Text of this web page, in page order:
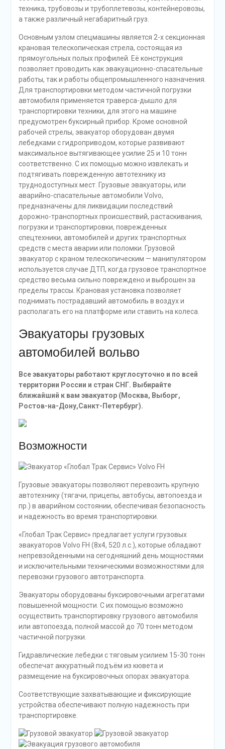
техника, трубовозы и трубоплетевозы, контейнеровозы,
а также различный негабаритный груз.
Основным узлом спецмашины является 2-х секционная
крановая телескопическая стрела, состоящая из
прямоугольных полых профилей. Её конструкция
позволяет проводить как эвакуационно-спасательные
работы, так и работы общепромышленного назначения.
Для транспортировки методом частичной погрузки
автомобиля применяется траверса-дышло для
транспортировки техники, для этого на машине
предусмотрен буксирный прибор. Кроме основной
рабочей стрелы, эвакуатор оборудован двумя
лебедками с гидроприводом, которые развивают
максимальное вытягивающее усилие 25 и 10 тонн
соответственно. С их помощью можно извлекать и
подтягивать поврежденную автотехнику из
труднодоступных мест. Грузовые эвакуаторы, или
аварийно-спасательные автомобили Volvo,
предназначены для ликвидации последствий
дорожно-транспортных происшествий, растаскивания,
погрузки и транспортировки, поврежденных
спецтехники, автомобилей и других транспортных
средств с места аварии или поломки. Грузовой
эвакуатор с краном телескопическим — манипулятором
используется случае ДТП, когда грузовое транспортное
средство весьма сильно повреждено и выброшен за
пределы трассы. Крановая установка позволяет
поднимать пострадавший автомобиль в воздух и
располагать его на платформе или ставить на колеса.
Эвакуаторы грузовых
автомобилей вольво
Все эвакуаторы работают круглосуточно и по всей
территории России и стран СНГ. Выбирайте
ближайший к вам эвакуатор (Москва, Выборг,
Ростов-на-Дону,Санкт-Петербург).
Возможности
Грузовые эвакуаторы позволяют перевозить крупную
автотехнику (тягачи, прицепы, автобусы, автопоезда и
пр.) в аварийном состоянии, обеспечивая безопасность
и надежность во время транспортировки.
«Глобал Трак Сервис» предлагает услуги грузовых
эвакуаторов Volvo FH (8х4, 520 л.с.), которые обладают
непревзойденными на сегодняшний день мощностями
и исключительными техническими возможностями для
перевозки грузового автотранспорта.
Эвакуаторы оборудованы буксировочными агрегатами
повышенной мощности. С их помощью возможно
осуществить транспортировку грузового автомобиля
или автопоезда, полной массой до 70 тонн методом
частичной погрузки.
Гидравлические лебедки с тяговым усилием 15-30 тонн
обеспечат аккуратный подъём из кювета и
размещение на буксировочных опорах эвакуатора.
Соответствующие захватывающие и фиксирующие
устройства обеспечивают полную надежность при
транспортировке.